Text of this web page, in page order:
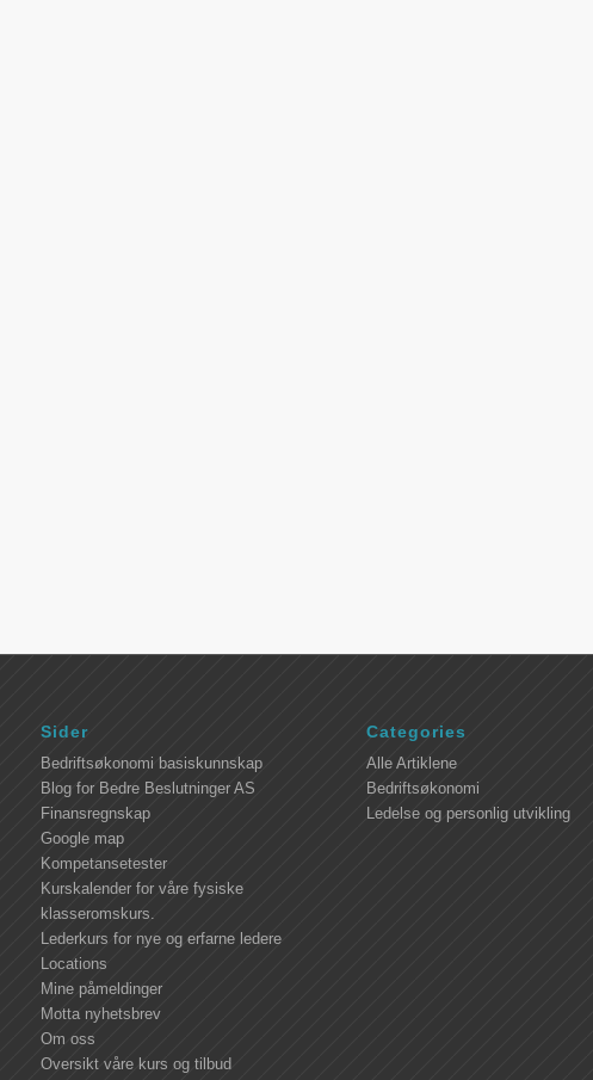
Sider
Bedriftsøkonomi basiskunnskap
Blog for Bedre Beslutninger AS
Finansregnskap
Google map
Kompetansetester
Kurskalender for våre fysiske
klasseromskurs.
Lederkurs for nye og erfarne ledere
Locations
Mine påmeldinger
Motta nyhetsbrev
Om oss
Oversikt våre kurs og tilbud
Categories
Alle Artiklene
Bedriftsøkonomi
Ledelse og personlig utvikling